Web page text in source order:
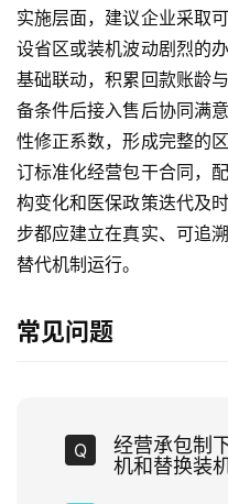
实施层面，建议企业采取
设省区或装机波动剧烈的
基础联动，积累回款账龄
备条件后接入售后协同满
性修正系数，形成完整的
订标准化经营包干合同，
构变化和医保政策迭代及
步都应建立在真实、可追
替代机制运行。
常见问题
经营承包制
机和替换装